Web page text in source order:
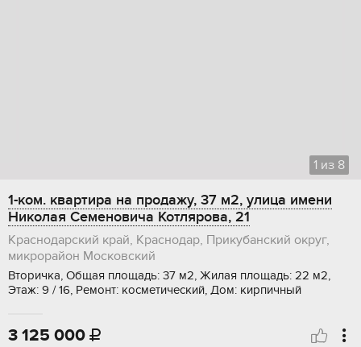
1 из 8
1-ком. квартира на продажу, 37 м2, улица имени
Николая Семеновича Котлярова, 21
Краснодарский край, Краснодар, Прикубанский округ,
микрорайон Московский
Вторичка, Общая площадь: 37 м2, Жилая площадь: 22 м2,
Этаж: 9 / 16, Ремонт: косметический, Дом: кирпичный
3 125 000 